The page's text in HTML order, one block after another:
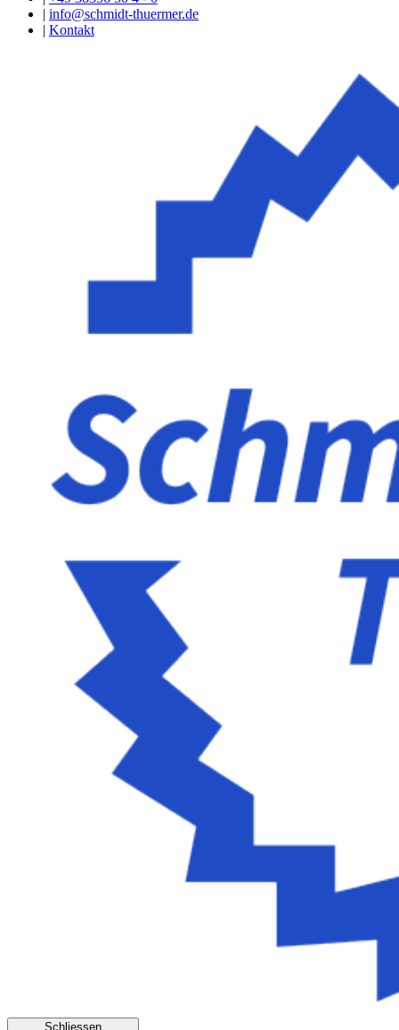
| info@schmidt-thuermer.de
| Kontakt
Schliessen